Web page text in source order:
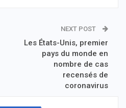
NEXT POST
Les États-Unis, premier
pays du monde en
nombre de cas
recensés de
coronavirus